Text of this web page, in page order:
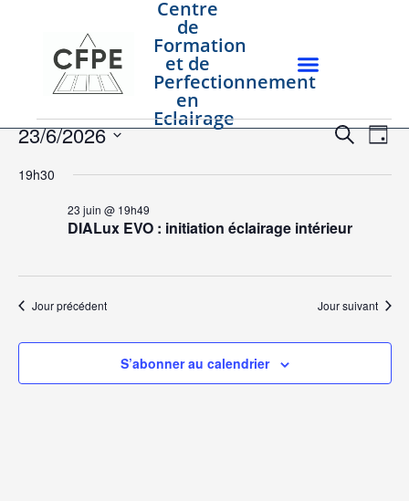
Centre
de
Formation
et de
Perfectionnement
en
Eclairage
et
de
vues
Recherche
Jour
23/6/2026
une
date.
19h30
DIALux EVO : initiation éclairage intérieur
23 juin @ 19h49
Jour précédent Jour suivant
S’abonner au calendrier